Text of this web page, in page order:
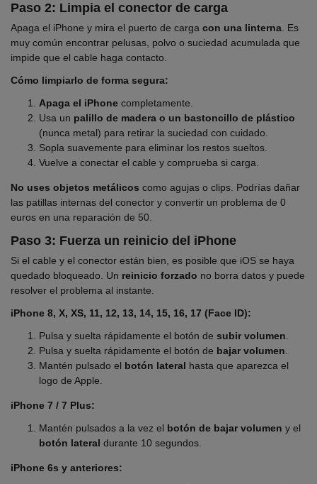
Paso 2: Limpia el conector de carga
Apaga el iPhone y mira el puerto de carga con una linterna . Es
muy común encontrar pelusas, polvo o suciedad acumulada que
impide que el cable haga contacto.
Cómo limpiarlo de forma segura:
Apaga el iPhone completamente.
Usa un palillo de madera o un bastoncillo de plástico
(nunca metal) para retirar la suciedad con cuidado.
Sopla suavemente para eliminar los restos sueltos.
Vuelve a conectar el cable y comprueba si carga.
No uses objetos metálicos como agujas o clips. Podrías dañar
las patillas internas del conector y convertir un problema de 0
euros en una reparación de 50.
Paso 3: Fuerza un reinicio del iPhone
Si el cable y el conector están bien, es posible que iOS se haya
quedado bloqueado. Un reinicio forzado no borra datos y puede
resolver el problema al instante.
iPhone 8, X, XS, 11, 12, 13, 14, 15, 16, 17 (Face ID):
Pulsa y suelta rápidamente el botón de subir volumen
Pulsa y suelta rápidamente el botón de bajar volumen
Mantén pulsado el botón lateral hasta que aparezca el
logo de Apple.
iPhone 7 / 7 Plus:
Mantén pulsados a la vez el botón de bajar volumen y el
botón lateral durante 10 segundos.
iPhone 6s y anteriores: